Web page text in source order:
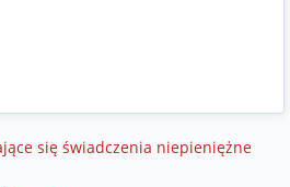
się świadczenia niepieniężne